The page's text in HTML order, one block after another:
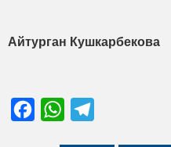
Айтурган Кушкарбекова
FacebookWhatsApp